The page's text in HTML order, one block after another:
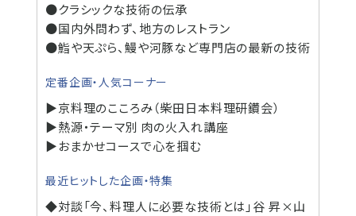
●クラシックな技術の伝承
●国内外問わず、地方のレストラン
●鮨や天ぷら、鰻や河豚など専門店の最新の技術
定番企画・人気コーナー
▶京料理のこころみ（柴田日本料理研鑽会）
▶熱源・テーマ別 肉の火入れ講座
▶おまかせコースで心を掴む
最近ヒットした企画・特集
◆対談「今、料理人に必要な技術とは」谷 昇×山